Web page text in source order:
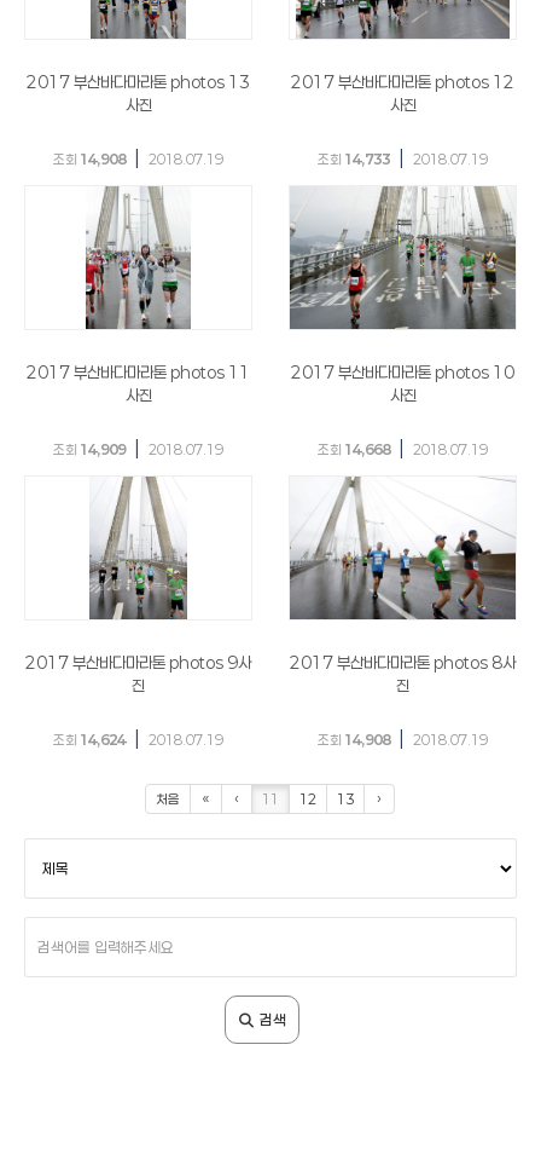
2017 부산바다마라톤 photos 13
사진
조회 14,908 2018.07.19
2017 부산바다마라톤 photos 12
사진
조회 14,733 2018.07.19
2017 부산바다마라톤 photos 11
사진
조회 14,909 2018.07.19
2017 부산바다마라톤 photos 10
사진
조회 14,668 2018.07.19
2017 부산바다마라톤 photos 9사
진
조회 14,624 2018.07.19
2017 부산바다마라톤 photos 8사
진
조회 14,908 2018.07.19
처음 « ‹ 11 12 13 ›
조
어
력
검색